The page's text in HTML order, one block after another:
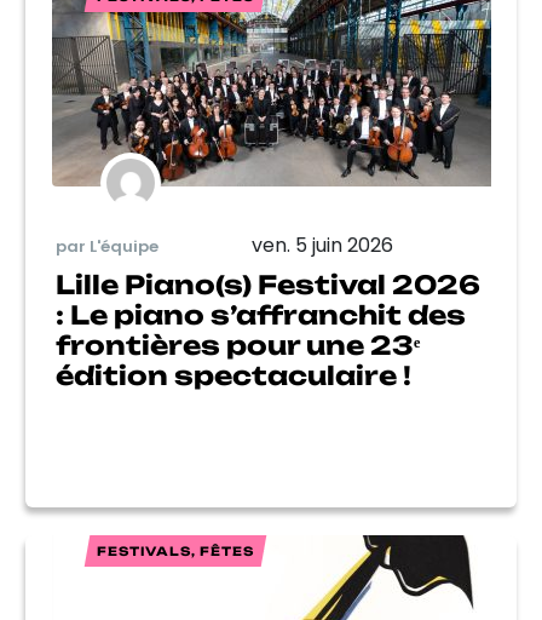
par L'équipe ven. 5 juin 2026
Lille Piano(s) Festival 2026
: Le piano s’affranchit des
frontières pour une 23ᵉ
édition spectaculaire !
FESTIVALS, FÊTES